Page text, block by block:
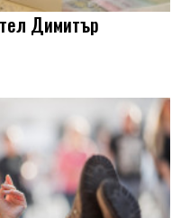
Димитър